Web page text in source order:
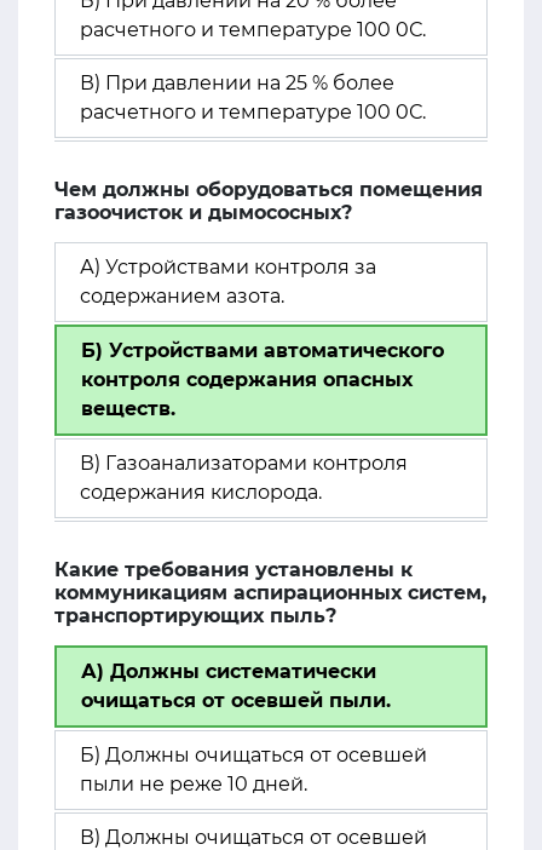
расчетного и температуре 100 0С.
В) При давлении на 25 % более
расчетного и температуре 100 0С.
Чем должны оборудоваться помещения
газоочисток и дымососных?
А) Устройствами контроля за
содержанием азота.
Б) Устройствами автоматического
контроля содержания опасных
веществ.
В) Газоанализаторами контроля
содержания кислорода.
Какие требования установлены к
коммуникациям аспирационных систем,
транспортирующих пыль?
А) Должны систематически
очищаться от осевшей пыли.
Б) Должны очищаться от осевшей
пыли не реже 10 дней.
В) Должны очищаться от осевшей